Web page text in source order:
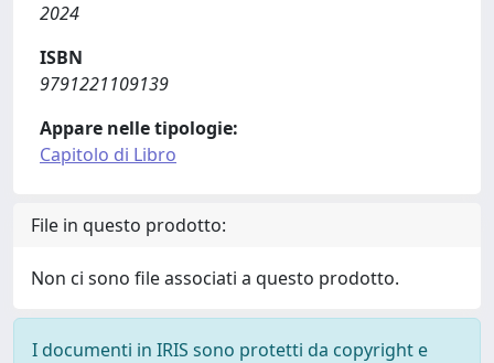
2024
ISBN
9791221109139
Appare nelle tipologie:
Capitolo di Libro
File in questo prodotto:
Non ci sono file associati a questo prodotto.
I documenti in IRIS sono protetti da copyright e